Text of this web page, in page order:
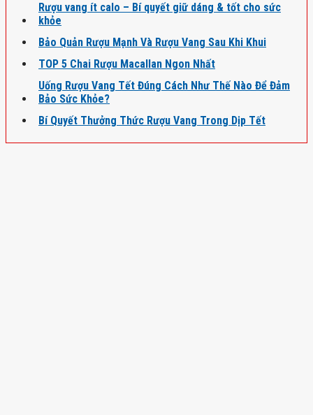
Rượu vang ít calo – Bí quyết giữ dáng & tốt cho sức
khỏe
Bảo Quản Rượu Mạnh Và Rượu Vang Sau Khi Khui
TOP 5 Chai Rượu Macallan Ngon Nhất
Uống Rượu Vang Tết Đúng Cách Như Thế Nào Để Đảm
Bảo Sức Khỏe?
Bí Quyết Thưởng Thức Rượu Vang Trong Dịp Tết